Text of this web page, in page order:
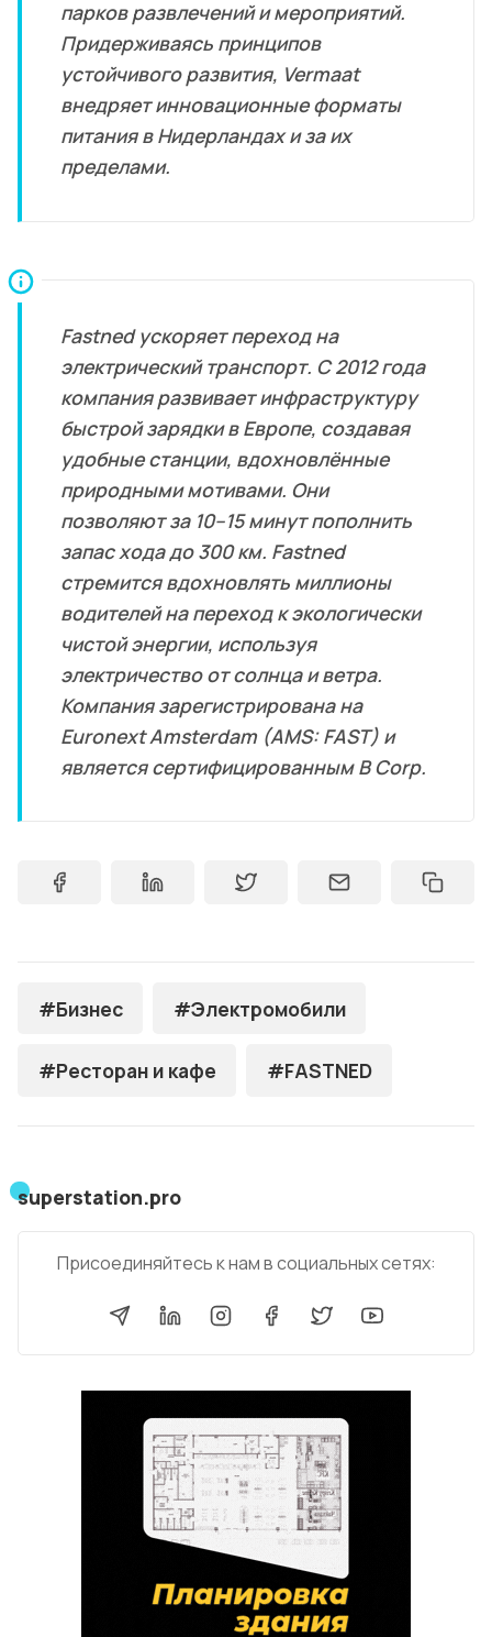
парков развлечений и мероприятий.
Придерживаясь принципов
устойчивого развития, Vermaat
внедряет инновационные форматы
питания в Нидерландах и за их
пределами.
Fastned ускоряет переход на
электрический транспорт. С 2012 года
компания развивает инфраструктуру
быстрой зарядки в Европе, создавая
удобные станции, вдохновлённые
природными мотивами. Они
позволяют за 10–15 минут пополнить
запас хода до 300 км. Fastned
стремится вдохновлять миллионы
водителей на переход к экологически
чистой энергии, используя
электричество от солнца и ветра.
Компания зарегистрирована на
Euronext Amsterdam (AMS: FAST) и
является сертифицированным B Corp.
#Бизнес #Электромобили
#Ресторан и кафе #FASTNED
superstation.pro
Присоединяйтесь к нам в социальных сетях: